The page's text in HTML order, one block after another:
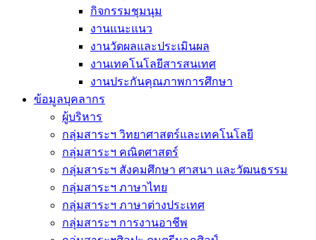
กิจกรรมชุมนุม
งานแนะแนว
งานวัดผลและประเมินผล
งานเทคโนโลยีสารสนเทศ
งานประกันคุณภาพการศึกษา
ข้อมูลบุคลากร
ผู้บริหาร
กลุ่มสาระฯ วิทยาศาสตร์และเทคโนโลยี
กลุ่มสาระฯ คณิตศาสตร์
กลุ่มสาระฯ สังคมศึกษา ศาสนา และวัฒนธรรม
กลุ่มสาระฯ ภาษาไทย
กลุ่มสาระฯ ภาษาต่างประเทศ
กลุ่มสาระฯ การงานอาชีพ